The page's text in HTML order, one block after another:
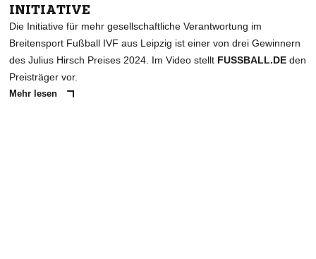
INITIATIVE
Die Initiative für mehr gesellschaftliche Verantwortung im
Breitensport Fußball IVF aus Leipzig ist einer von drei Gewinnern
des Julius Hirsch Preises 2024. Im Video stellt FUSSBALL.DE den
Preisträger vor.
Mehr lesen